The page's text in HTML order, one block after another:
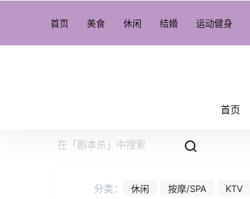
首页 美食 休闲 结婚 运动健身
首页
分类： 休闲 按摩/SPA KTV